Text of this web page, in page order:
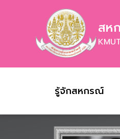
สห
รู้จักสหกรณ์